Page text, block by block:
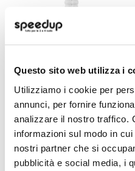
Questo sito web utilizza i
Utilizziamo i cookie per
annunci, per fornire
analizzare il nostro traffico.
informazioni sul modo in
nostri partner che si
pubblicità e social media, i
Manometro Digitale
- MICHELIN
24,75 €
CONSEGNA IN
48H
Mostra